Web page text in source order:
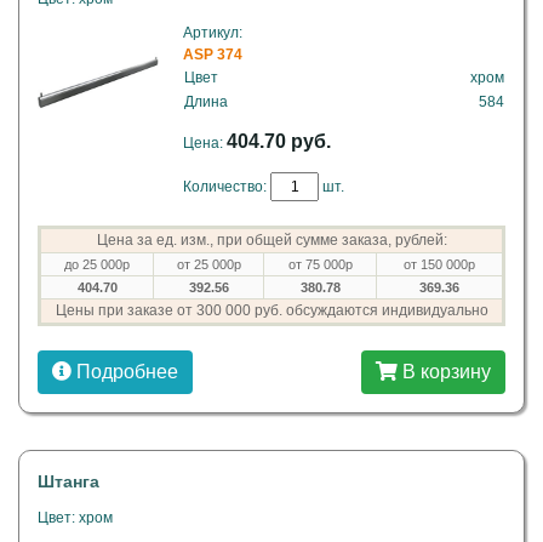
Артикул:
ASP 374
Цвет
хром
Длина
584
Цена: 404.70 руб.
Количество: шт.
Цена за ед. изм., при общей сумме заказа, рублей:
до 25 000р от 25 000р от 75 000р
от 150 000р
404.70
392.56 380.78 369.36
Цены при заказе от 300 000 руб. обсуждаются индивидуально
Подробнее В корзину
Штанга
Цвет: хром